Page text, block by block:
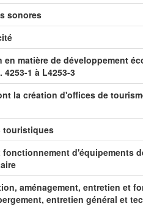
sonores
en matière de développement
1 à L4253-3
la création d'offices de
touristiques
d'équipements
aménagement, entretien et
entretien général et